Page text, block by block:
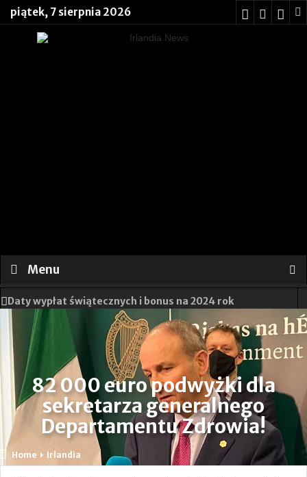
piątek, 7 sierpnia 2026
Menu
Daty wypłat świątecznych i bonus na 2024 rok
Ogłoszono Szybsze Pociągi i Rozszerzony Rozkład
Jazdy
Nauczycielka, która heroicznie broniła dzieci podczas
ataku nożownika opuściła OIOM
24-godzinna Ochrona Domów Leo Varadkara i Micheala
Martina.
82 000 euro podwyżki dla
sekretarza generalnego
Departamentu Zdrowia!
Home Irlandia